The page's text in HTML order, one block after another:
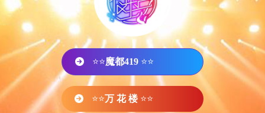
⭐⭐魔都419 ⭐⭐
⭐⭐万 花 楼 ⭐⭐